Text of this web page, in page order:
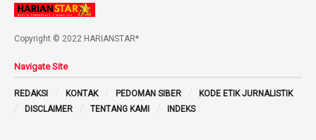
Copyright © 2022 HARIANSTAR*
Navigate Site
REDAKSI KONTAK PEDOMAN SIBER
KODE ETIK JURNALISTIK
DISCLAIMER
TENTANG KAMI INDEKS